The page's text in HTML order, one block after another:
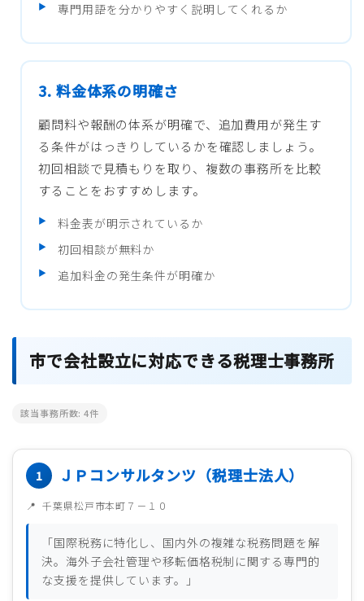
専門用語を分かりやすく説明してくれるか
3. 料金体系の明確さ
顧問料や報酬の体系が明確で、追加費用が発生す
る条件がはっきりしているかを確認しましょう。
初回相談で見積もりを取り、複数の事務所を比較
することをおすすめします。
料金表が明示されているか
初回相談が無料か
追加料金の発生条件が明確か
市で会社設立に対応できる税理士事務所
該当事務所数:4件
ＪＰコンサルタンツ（税理士法人）
千葉県松戸市本町７－１０
「国際税務に特化し、国内外の複雑な税務問題を解
決。海外子会社管理や移転価格税制に関する専門的
な支援を提供しています。」